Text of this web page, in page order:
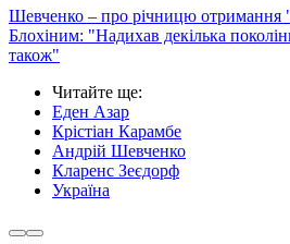
Шевченко – про річницю отримання
Блохіним: "Надихав декілька
також"
Читайте ще:
Еден Азар
Крістіан Карамбе
Андрій Шевченко
Кларенс Зеєдорф
Україна